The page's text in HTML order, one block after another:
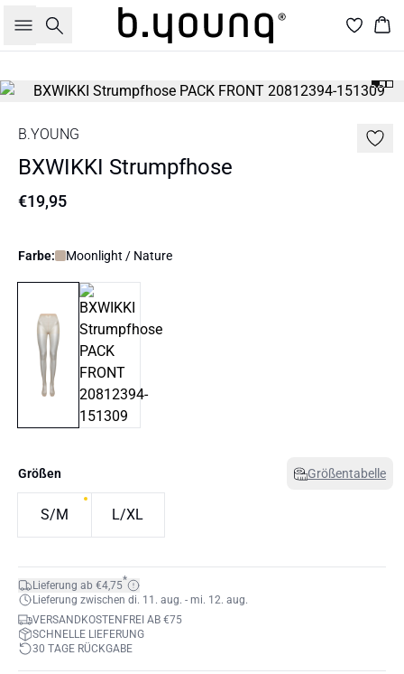
Suche
B.YOUNG
BXWIKKI Strumpfhose
€19,95
Farbe: Moonlight / Nature
Größen Größentabelle
S/M L/XL
Lieferung ab €4,75*
Lieferung zwischen di. 11. aug. - mi. 12. aug.
VERSANDKOSTENFREI AB €75
SCHNELLE LIEFERUNG
30 TAGE RÜCKGABE